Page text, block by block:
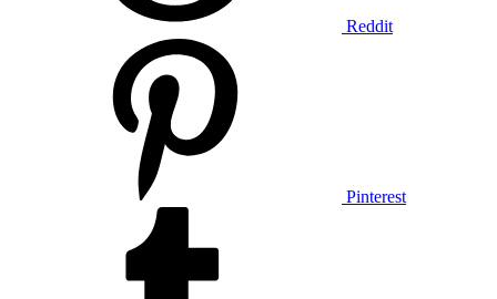
Reddit
Pinterest